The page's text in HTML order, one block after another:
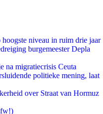
niveau in ruim drie jaar
burgemeester Depla
na migratiecrisis Ceuta
politieke mening, laat
over Straat van Hormuz